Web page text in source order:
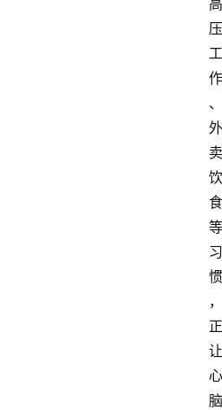
高
压
工
作
、
外
卖
饮
食
等
习
惯
，
正
让
心
脑